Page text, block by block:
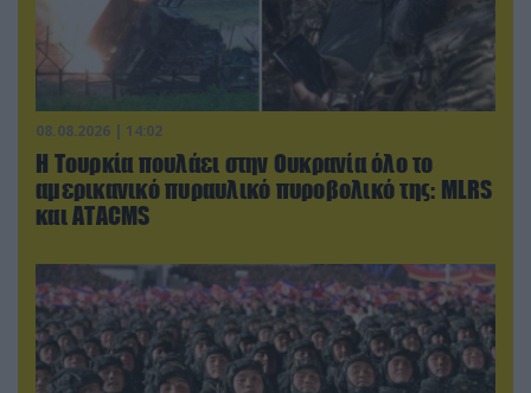
08.08.2026 | 14:02
Η Τουρκία πουλάει στην Ουκρανία όλο το
αμερικανικό πυραυλικό πυροβολικό της: MLRS
και ΑΤΑCMS